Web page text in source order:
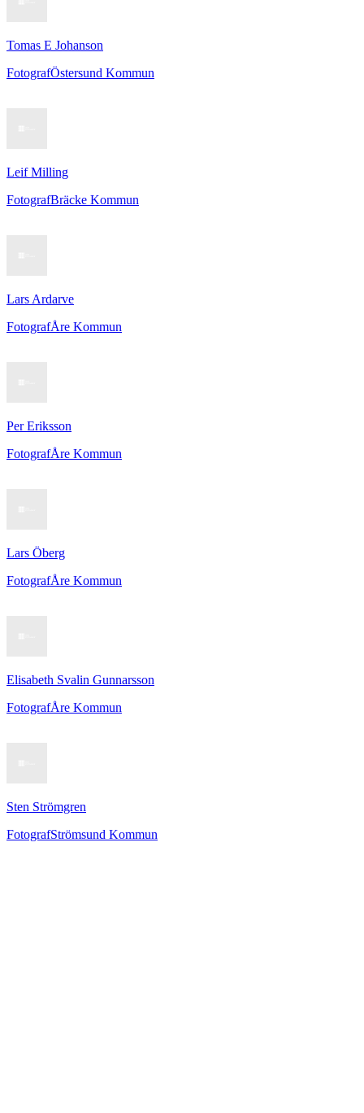
Tomas E Johanson
FotografÖstersund Kommun
Leif Milling
FotografBräcke Kommun
Lars Ardarve
FotografÅre Kommun
Per Eriksson
FotografÅre Kommun
Lars Öberg
FotografÅre Kommun
Elisabeth Svalin Gunnarsson
FotografÅre Kommun
Sten Strömgren
FotografStrömsund Kommun